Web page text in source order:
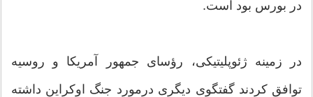
در بورس بود است.
در زمینه ژئوپلیتیکی، رؤسای جمهور آمریکا و روسیه
توافق کردند گفتگوی دیگری درمورد جنگ اوکراین داشته